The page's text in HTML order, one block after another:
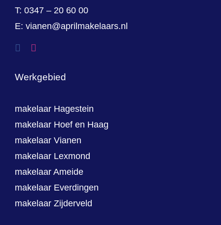
T: 0347 – 20 60 00
E: vianen@aprilmakelaars.nl
Werkgebied
makelaar Hagestein
makelaar Hoef en Haag
makelaar Vianen
makelaar Lexmond
makelaar Ameide
makelaar Everdingen
makelaar Zijderveld